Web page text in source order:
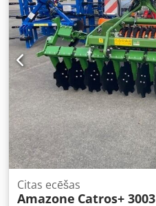
Citas ecēšas
Amazone Catros+ 3003